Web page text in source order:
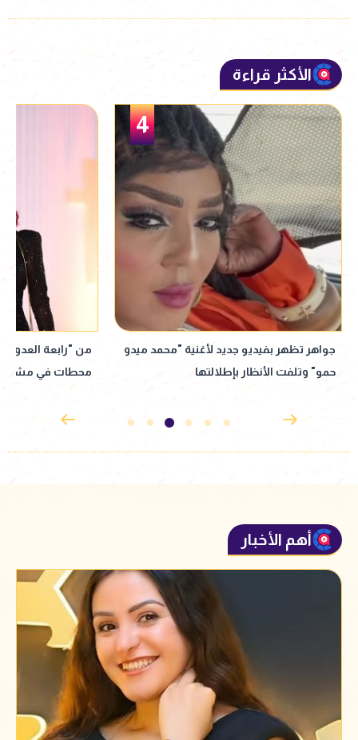
الأكثر قراءة
5
من "رابعة العدوية" إلى العودة لماسبيرو..
محطات في مشوار نبيلة عبيد
نبيلة عبيد تعود
إذاعي جديد مأخوذ
أهم الأخبار